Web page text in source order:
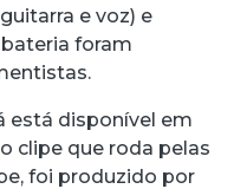
e voz) e
bateria foram
está disponível em
clipe que roda pelas
foi produzido por